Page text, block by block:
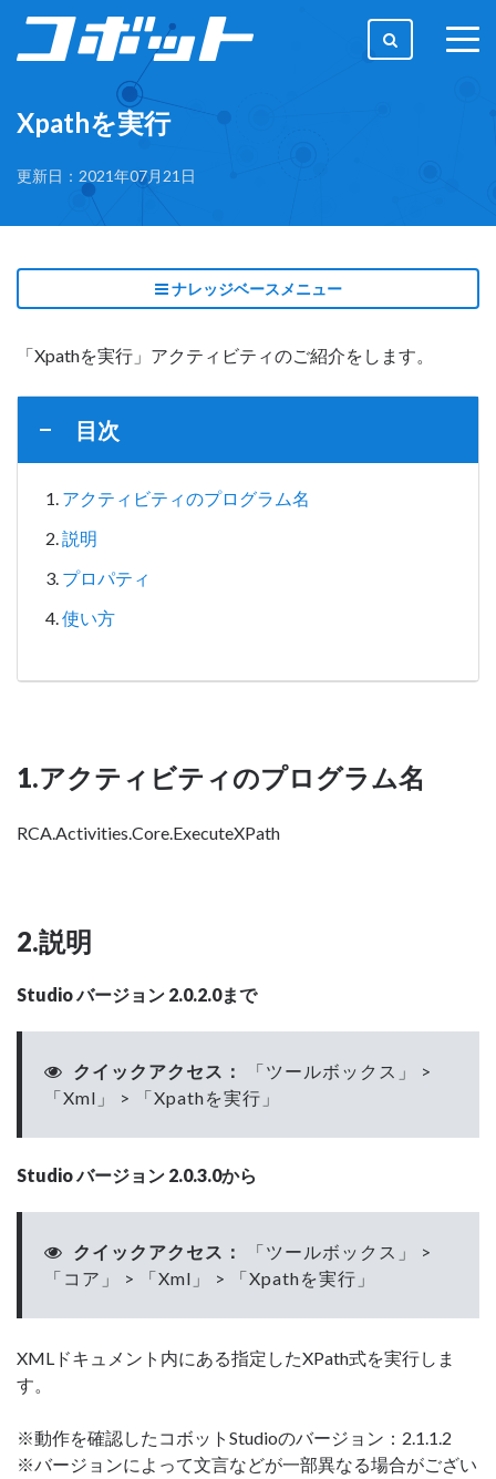
Xpathを実行
更新日：2021年07月21日
ナレッジベースメニュー
「Xpathを実行」アクティビティのご紹介をします。
目次
アクティビティのプログラム名
説明
プロパティ
使い方
1.アクティビティのプログラム名
RCA.Activities.Core.ExecuteXPath
2.説明
Studio バージョン 2.0.2.0まで
クイックアクセス：
「ツールボックス」 >
「Xml」 > 「Xpathを実行」
Studio バージョン 2.0.3.0から
クイックアクセス：
「ツールボックス」 >
「コア」 > 「Xml」 > 「Xpathを実行」
XMLドキュメント内にある指定したXPath式を実行しま
す。
※動作を確認したコボットStudioのバージョン：2.1.1.2
※バージョンによって文言などが一部異なる場合がござい